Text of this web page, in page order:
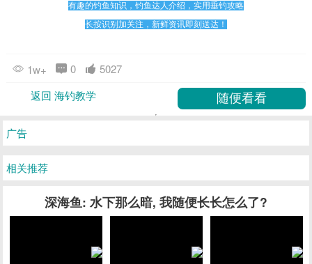
有趣的钓鱼知识，钓鱼达人介绍，实用垂钓攻略
长按识别加关注，新鲜资讯即刻送达！
1w+ 0
5027
返回 海钓教学
广告
相关推荐
深海鱼: 水下那么暗, 我随便长长怎么了?